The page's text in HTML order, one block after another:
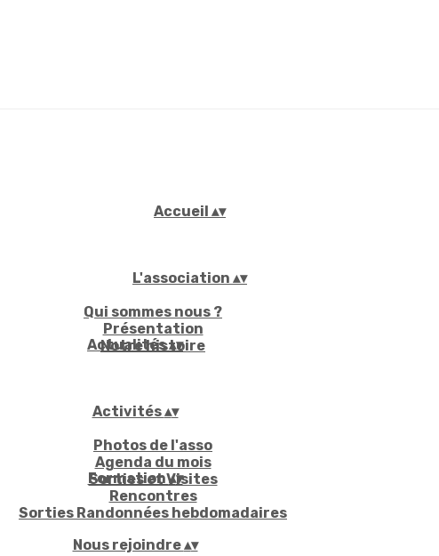
Accueil ▴▾
L'association ▴▾
Qui sommes nous ?
Présentation
Notre histoire
Actualités▴▾
Activités▴▾
Photos de l'asso
Agenda du mois
Sorties et Visites
Rencontres
Sorties Randonnées hebdomadaires
Formation▴▾
Nous rejoindre▴▾